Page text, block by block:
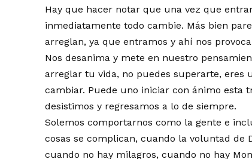
Hay que hacer notar que una vez que
inmediatamente todo cambie. Más bien
arreglan, ya que entramos y ahí nos
Nos desanima y mete en nuestro
arreglar tu vida, no puedes superarte, eres
cambiar. Puede uno iniciar con ánimo esta
desistimos y regresamos a lo de siempre.
Solemos comportarnos como la gente e
cosas se complican, cuando la voluntad de
cuando no hay milagros, cuando no hay